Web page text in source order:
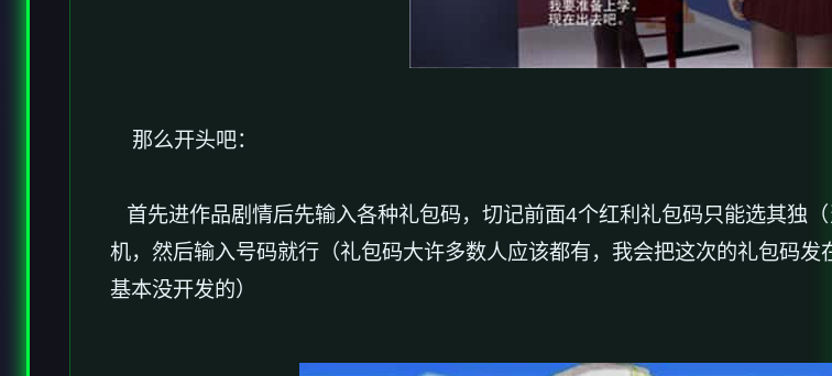
那么开头吧：
首先进作品剧情后先输入各种礼包码，切记前面4个红利礼包码只能选其独
机，然后输入号码就行（礼包码大许多数人应该都有，我会把这次的礼包码
基本没开发的）